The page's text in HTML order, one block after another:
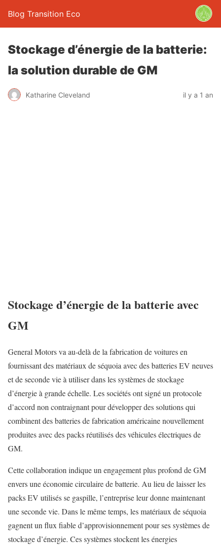
Blog Transition Eco
Stockage d’énergie de la batterie:
la solution durable de GM
Katharine Cleveland il y a 1 an
Stockage d’énergie de la batterie avec
GM
General Motors va au-delà de la fabrication de voitures en
fournissant des matériaux de séquoia avec des batteries EV neuves
et de seconde vie à utiliser dans les systèmes de stockage
d’énergie à grande échelle. Les sociétés ont signé un protocole
d’accord non contraignant pour développer des solutions qui
combinent des batteries de fabrication américaine nouvellement
produites avec des packs réutilisés des véhicules électriques de
GM.
Cette collaboration indique un engagement plus profond de GM
envers une économie circulaire de batterie. Au lieu de laisser les
packs EV utilisés se gaspille, l’entreprise leur donne maintenant
une seconde vie. Dans le même temps, les matériaux de séquoia
gagnent un flux fiable d’approvisionnement pour ses systèmes de
stockage d’énergie. Ces systèmes stockent les énergies